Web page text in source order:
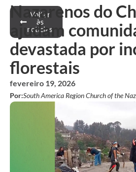
Voltar
às
notícias
Nazarenos do
ajudam
devastada por
florestais
fevereiro 19, 2026
Por:South America Region Church of the